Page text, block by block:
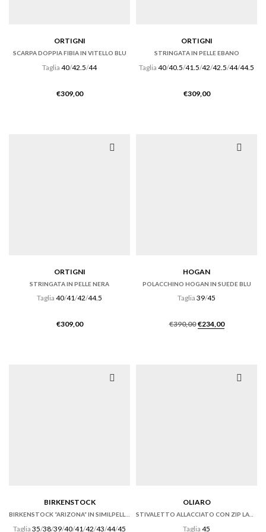
ORTIGNI
SCARPA DOPPIA FIBIA IN VITELLO BLU
Taglia 40/42.5/44
€309,00
ORTIGNI
STRINGATA IN PELLE EBANO
Taglia 40/40.5/41.5/42/42.5/44/44.5
€309,00
ORTIGNI
STRINGATA IN PELLE NERA
Taglia 40/41/42/44.5
€309,00
HOGAN
POLACCHINO HOGAN IN SUEDE BLU
Taglia 39/45
€390,00 Il
€234,00Il
BIRKENSTOCK
BIRKENSTOCK “ARIZONA” IN SIMILPELLE BIRKOFLOR NERA
Taglia 35/38/39/40/41/42/43/44/45
OLIARO
STIVALETTO ALLACCIATO CON ZIP LATERALE
Taglia 45